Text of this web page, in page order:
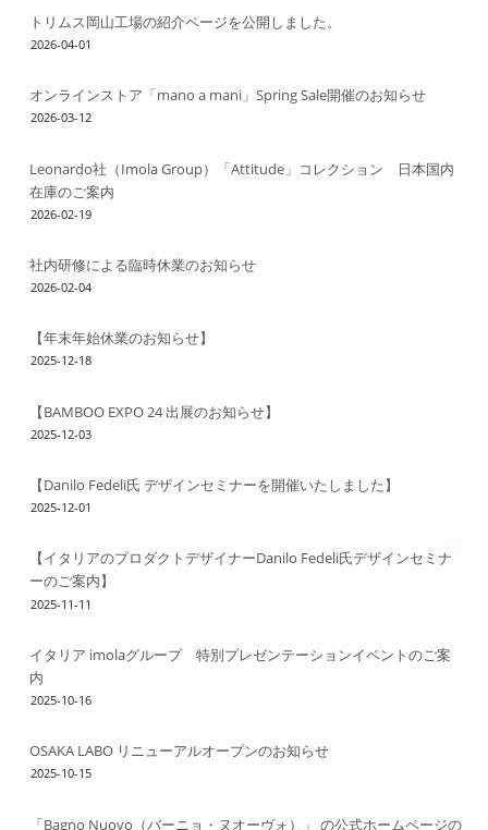
トリムス岡山工場の紹介ページを公開しました。
2026-04-01
オンラインストア「mano a mani」Spring Sale開催のお知らせ
2026-03-12
Leonardo社（Imola Group）「Attitude」コレクション 日本国内
在庫のご案内
2026-02-19
社内研修による臨時休業のお知らせ
2026-02-04
【年末年始休業のお知らせ】
2025-12-18
【BAMBOO EXPO 24 出展のお知らせ】
2025-12-03
【Danilo Fedeli氏 デザインセミナーを開催いたしました】
2025-12-01
【イタリアのプロダクトデザイナーDanilo Fedeli氏デザインセミナ
ーのご案内】
2025-11-11
イタリア imolaグループ 特別プレゼンテーションイベントのご案
内
2025-10-16
OSAKA LABO リニューアルオープンのお知らせ
2025-10-15
「Bagno Nuovo（バーニョ・ヌオーヴォ）」 の公式ホームページの